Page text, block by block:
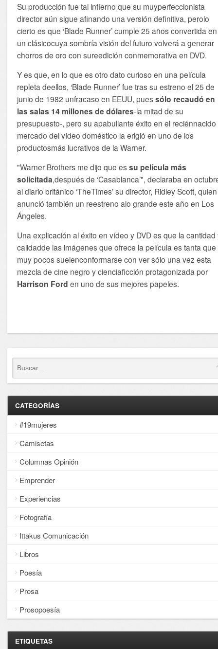
Su producción fue tal infierno que su muyperfeccionista
director aún sigue afinando una versión definitiva, perolo
cierto es que ‘Blade Runner’ cumple 25 años convertida en
un clásicocuya sombría visión del futuro volverá a generar
chorros de oro con sureedición conmemorativa en DVD.
Y es que, en lo que es otro dato curioso en una película
repleta deellos, ‘Blade Runner’ fue tras su estreno el 25 de
junio de 1982 unfracaso en EEUU, puessólo recaudó en
las salas 14 millones de dólares-la mitad de su
presupuesto-, pero su apabullante éxito en el reciénnacido
mercado del vídeo doméstico la erigió en uno de los
productosmás lucrativos de la Warner.
"Warner Brothers me dijo que essu película más
solicitada,después de ‘Casablanca’", declaraba en
al diario británico ‘TheTimes’ su director, Ridley Scott, quien
anunció también un reestreno alo grande este año en Los
Ángeles.
Una explicación al éxito en vídeo y DVD es que la cantidad
calidadde las imágenes que ofrece la película es tanta que
muy pocos suelenconformarse con ver sólo una vez esta
mezcla de cine negro y cienciaficción protagonizada por
Harrison Ford en uno de sus mejores papeles.
CATEGORÍAS
#19mujeres
Camisetas
Columnas Opinión
Emprender
Experiencias
Fotografía
Ittakus Comunicación
Libros
Poesía
Prosa
Prosopoesía
ETIQUETAS